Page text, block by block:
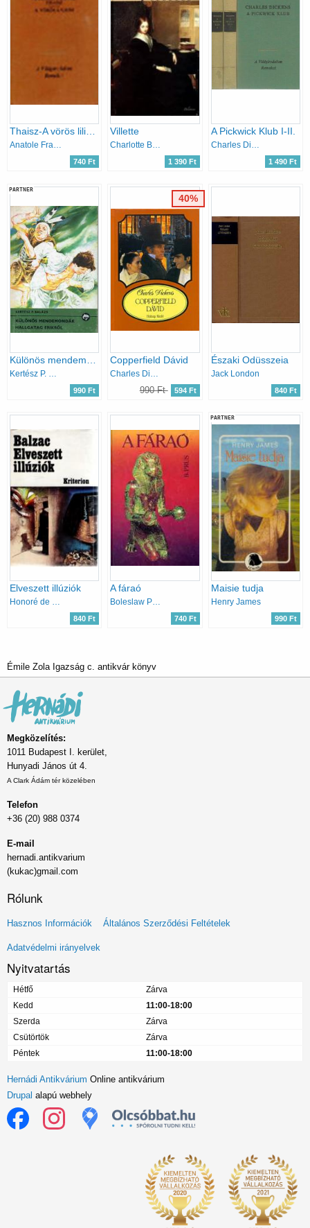
Anatole France
740 Ft
Villette
Charlotte Brontë
1 390 Ft
A Pickwick Klub I-II.
Charles Dickens
1 490 Ft
PARTNER
990 Ft
Copperfield Dávid
990 Ft 594 Ft
40%
Északi Odüsszeia
Jack London
840 Ft
Elveszett illúziók
Honoré de Balzac
840 Ft
A fáraó
Boleslaw Prus
740 Ft
PARTNER
Maisie tudja
Henry James
990 Ft
Émile Zola Igazság c. antikvár könyv
Megközelítés:
1011 Budapest I. kerület,
Hunyadi János út 4.
A Clark Ádám tér közelében
Telefon
+36 (20) 988 0374
E-mail
hernadi.antikvarium
(kukac)gmail.com
Rólunk
Lábléc
menü
Hasznos Információk Általános Szerződési Feltételek
Adatvédelmi irányelvek
Nyitvatartás
Hétfő
Zárva
Kedd
11:00-18:00
Szerda
Zárva
Csütörtök
Zárva
Péntek
11:00-18:00
Hernádi Antikvárium Online antikvárium
Drupal alapú webhely